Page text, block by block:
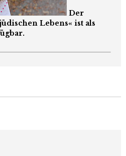
Der
Lebens« ist als